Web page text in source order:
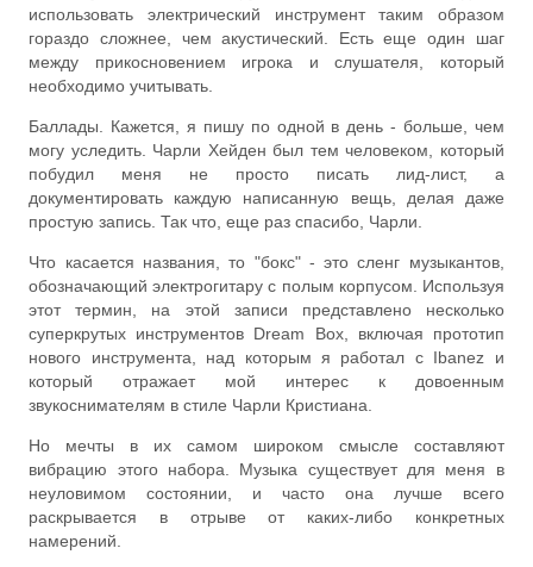
использовать электрический инструмент таким образом
гораздо сложнее, чем акустический. Есть еще один шаг
между прикосновением игрока и слушателя, который
необходимо учитывать.
Баллады. Кажется, я пишу по одной в день - больше, чем
могу уследить. Чарли Хейден был тем человеком, который
побудил меня не просто писать лид-лист, а
документировать каждую написанную вещь, делая даже
простую запись. Так что, еще раз спасибо, Чарли.
Что касается названия, то "бокс" - это сленг музыкантов,
обозначающий электрогитару с полым корпусом. Используя
этот термин, на этой записи представлено несколько
суперкрутых инструментов Dream Box, включая прототип
нового инструмента, над которым я работал с Ibanez и
который отражает мой интерес к довоенным
звукоснимателям в стиле Чарли Кристиана.
Но мечты в их самом широком смысле составляют
вибрацию этого набора. Музыка существует для меня в
неуловимом состоянии, и часто она лучше всего
раскрывается в отрыве от каких-либо конкретных
намерений.